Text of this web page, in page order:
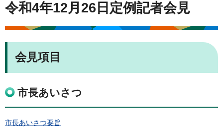
令和4年12月26日定例記者会見
会見項目
市長あいさつ
市長あいさつ要旨